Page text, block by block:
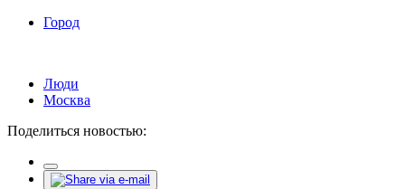
Город
Люди
Москва
Поделиться новостью: